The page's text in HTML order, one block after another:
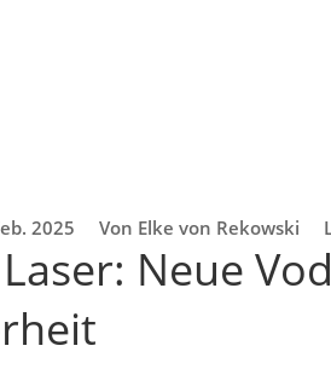
2025 Von Elke von Rekowski
Neue